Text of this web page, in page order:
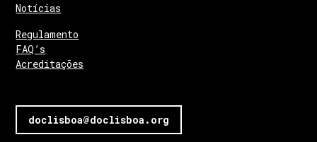
Notícias
Regulamento
FAQ’s
Acreditações
doclisboa@doclisboa.org